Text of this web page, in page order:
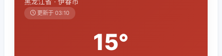
更新于 03:10
15°